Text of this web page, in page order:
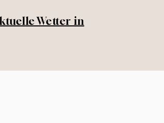
Wetter in